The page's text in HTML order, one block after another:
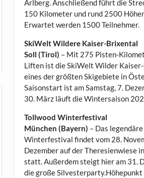
Arlberg. Anschließend führt die
150 Kilometer und rund 2500
Erwartet werden 1500 Teilnehmer.
SkiWelt Wildere Kaiser-Brixental
Soll (Tirol) – Mit 275 Pisten-
Liften ist die SkiWelt Wilder
eines der größten Skigebiete in
Saisonstart ist am Samstag, 7.
30. März läuft die Wintersaison
Tollwood Winterfestival
München (Bayern) – Das
Winterfestival findet vom 28.
Dezember auf der Theresienwiese
statt. Außerdem steigt hier am 31.
die große Silvesterparty.Höhepunkt